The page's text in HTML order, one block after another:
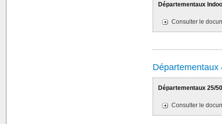
Départementaux
Consulter le
Départementaux
Départementaux 25/
Consulter le